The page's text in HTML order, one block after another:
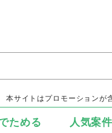
本サイトはプロモーションが
ためる 人気案件